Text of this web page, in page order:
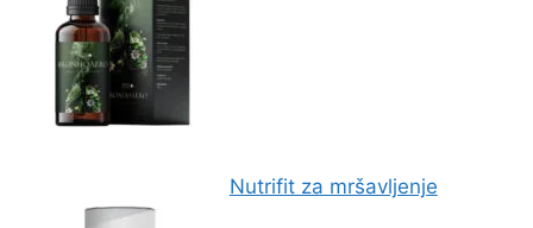
Nutrifit za mršavljenje